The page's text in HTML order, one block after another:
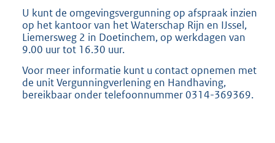
U kunt de omgevingsvergunning op afspraak inzien
op het kantoor van het Waterschap Rijn en IJssel,
Liemersweg 2 in Doetinchem, op werkdagen van
9.00 uur tot 16.30 uur.
Voor meer informatie kunt u contact opnemen met
de unit Vergunningverlening en Handhaving,
bereikbaar onder telefoonnummer 0314-369369.